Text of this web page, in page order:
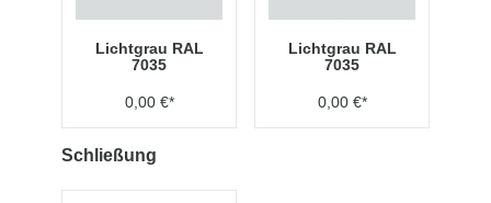
Lichtgrau RAL
7035
0,00 €*
Lichtgrau RAL
7035
0,00 €*
Schließung